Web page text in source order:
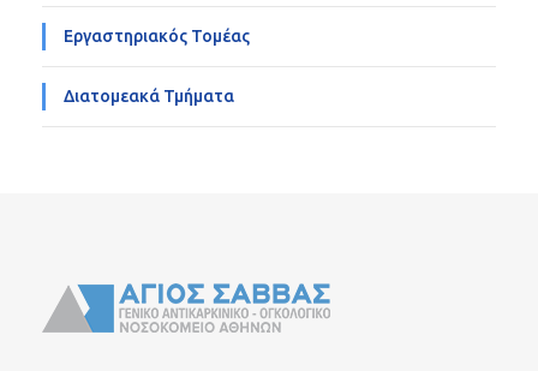
Εργαστηριακός Τομέας
Διατομεακά Τμήματα